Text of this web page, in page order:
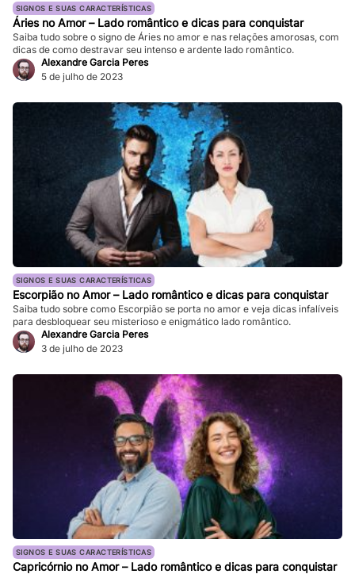
SIGNOS E SUAS CARACTERÍSTICAS
Áries no Amor – Lado romântico e dicas para conquistar
Saiba tudo sobre o signo de Áries no amor e nas relações amorosas, com
dicas de como destravar seu intenso e ardente lado romântico.
Alexandre Garcia Peres
5 de julho de 2023
SIGNOS E SUAS CARACTERÍSTICAS
Escorpião no Amor – Lado romântico e dicas para conquistar
Saiba tudo sobre como Escorpião se porta no amor e veja dicas infalíveis
para desbloquear seu misterioso e enigmático lado romântico.
Alexandre Garcia Peres
3 de julho de 2023
SIGNOS E SUAS CARACTERÍSTICAS
Capricórnio no Amor – Lado romântico e dicas para conquistar